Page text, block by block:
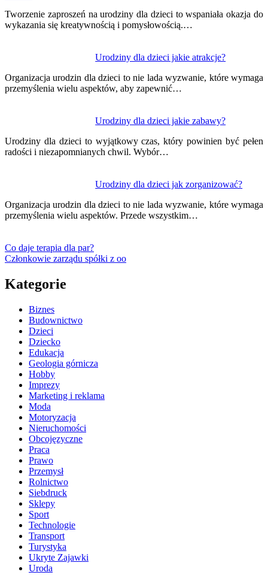
Tworzenie zaproszeń na urodziny dla dzieci to wspaniała okazja do
wykazania się kreatywnością i pomysłowością.…
Urodziny dla dzieci jakie atrakcje?
Organizacja urodzin dla dzieci to nie lada wyzwanie, które wymaga
przemyślenia wielu aspektów, aby zapewnić…
Urodziny dla dzieci jakie zabawy?
Urodziny dla dzieci to wyjątkowy czas, który powinien być pełen
radości i niezapomnianych chwil. Wybór…
Urodziny dla dzieci jak zorganizować?
Organizacja urodzin dla dzieci to nie lada wyzwanie, które wymaga
przemyślenia wielu aspektów. Przede wszystkim…
Co daje terapia dla par?
Członkowie zarządu spółki z oo
Kategorie
Biznes
Budownictwo
Dzieci
Dziecko
Edukacja
Geologia górnicza
Hobby
Imprezy
Marketing i reklama
Moda
Motoryzacja
Nieruchomości
Obcojęzyczne
Praca
Prawo
Przemysł
Rolnictwo
Siebdruck
Sklepy
Sport
Technologie
Transport
Turystyka
Ukryte Zajawki
Uroda